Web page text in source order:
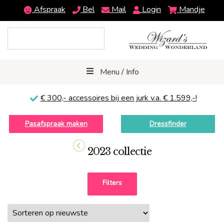
Afspraak Bel Mail Login Mandje
Menu / Info
€ 300,- accessoires bij een jurk v.a. € 1.599,-!
Pasafspraak maken Dressfinder
2023 collectie
Filters